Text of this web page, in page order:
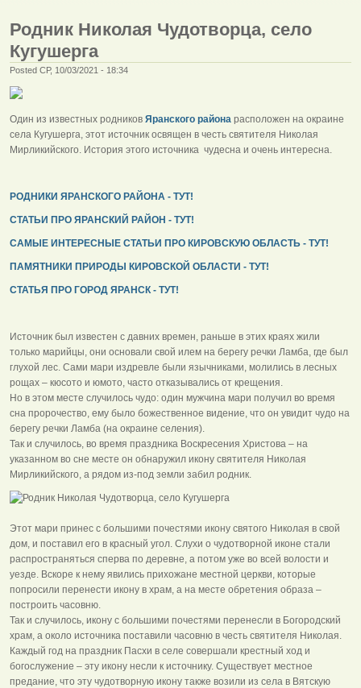
Родник Николая Чудотворца, село
Кугушерга
Posted СР, 10/03/2021 - 18:34
Один из известных родников Яранского района расположен на окраине
села Кугушерга, этот источник освящен в честь святителя Николая
Мирликийского. История этого источника чудесна и очень интересна.
РОДНИКИ ЯРАНСКОГО РАЙОНА - ТУТ!
СТАТЬИ ПРО ЯРАНСКИЙ РАЙОН - ТУТ!
САМЫЕ ИНТЕРЕСНЫЕ СТАТЬИ ПРО КИРОВСКУЮ ОБЛАСТЬ - ТУТ!
ПАМЯТНИКИ ПРИРОДЫ КИРОВСКОЙ ОБЛАСТИ - ТУТ!
СТАТЬЯ ПРО ГОРОД ЯРАНСК - ТУТ!
Источник был известен с давних времен, раньше в этих краях жили
только марийцы, они основали свой илем на берегу речки Ламба, где был
глухой лес. Сами мари издревле были язычниками, молились в лесных
рощах – кюсото и юмото, часто отказывались от крещения.
Но в этом месте случилось чудо: один мужчина мари получил во время
сна пророчество, ему было божественное видение, что он увидит чудо на
берегу речки Ламба (на окраине селения).
Так и случилось, во время праздника Воскресения Христова – на
указанном во сне месте он обнаружил икону святителя Николая
Мирликийского, а рядом из-под земли забил родник.
Этот мари принес с большими почестями икону святого Николая в свой
дом, и поставил его в красный угол. Слухи о чудотворной иконе стали
распространяться сперва по деревне, а потом уже во всей волости и
уезде. Вскоре к нему явились прихожане местной церкви, которые
попросили перенести икону в храм, а на месте обретения образа –
построить часовню.
Так и случилось, икону с большими почестями перенесли в Богородский
храм, а около источника поставили часовню в честь святителя Николая.
Каждый год на праздник Пасхи в селе совершали крестный ход и
богослужение – эту икону несли к источнику. Существует местное
предание, что эту чудотворную икону также возили из села в Вятскую